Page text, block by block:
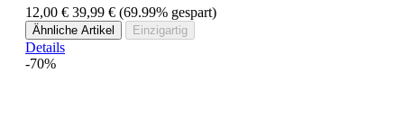
12,00 € 39,99 € (69.99% gespart)
Ähnliche Artikel Einzigartig
Details
-70%